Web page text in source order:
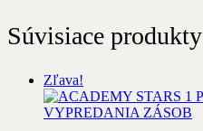
Súvisiace produkty
Zľava!